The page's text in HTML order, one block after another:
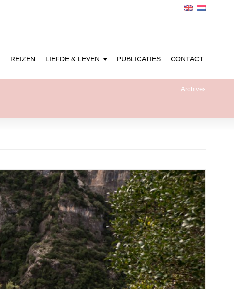
REIZEN LIEFDE & LEVEN PUBLICATIES CONTACT
Archives